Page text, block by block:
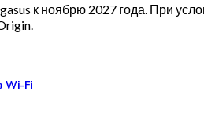
к ноябрю 2027 года. При
Wi-Fi